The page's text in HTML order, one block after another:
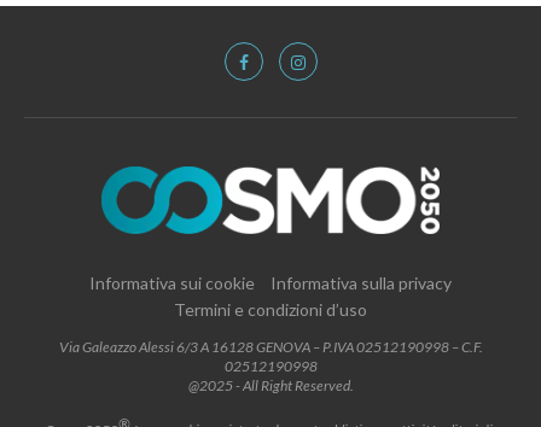
Informativa sui cookie
Informativa sulla privacy
Termini e condizioni d’uso
Via Galeazzo Alessi 6/3 A 16128 GENOVA – P.IVA 02512190998 – C.F.
02512190998
@2025 - All Right Reserved.